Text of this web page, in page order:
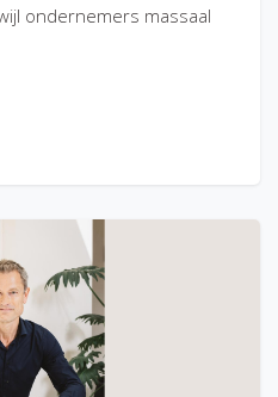
ondernemers massaal